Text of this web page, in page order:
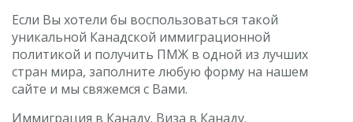
Если Вы хотели бы воспользоваться такой
уникальной Канадской иммиграционной
политикой и получить ПМЖ в одной из лучших
стран мира, заполните любую форму на нашем
сайте и мы свяжемся с Вами.
Иммиграция в Канаду. Виза в Канаду.